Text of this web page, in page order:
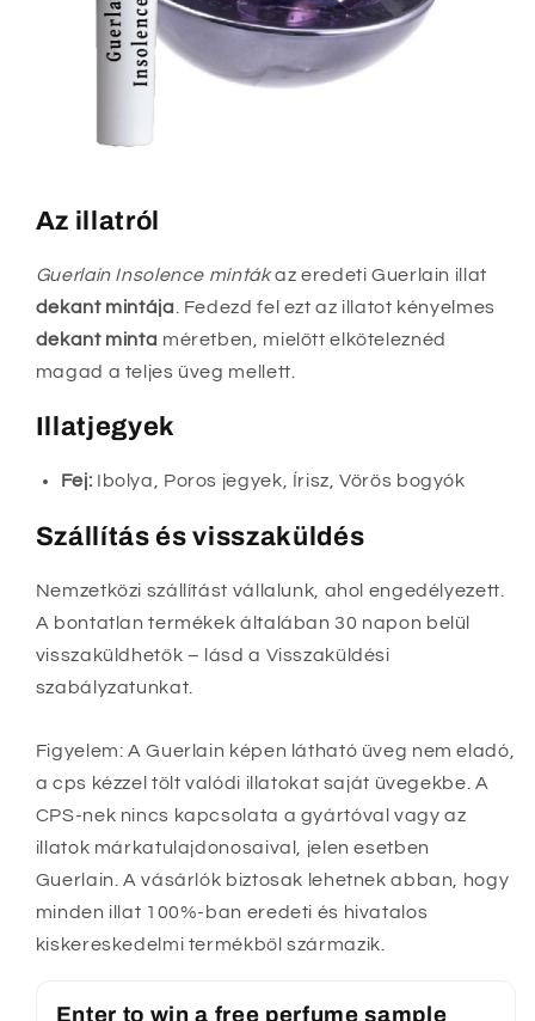
Az illatról
Guerlain Insolence mintákaz eredeti Guerlain illat
dekant mintája . Fedezd fel ezt az illatot kényelmes
dekant minta méretben, mielőtt elköteleznéd
magad a teljes üveg mellett.
Illatjegyek
Fej: Ibolya, Poros jegyek, Írisz, Vörös bogyók
Szállítás és visszaküldés
Nemzetközi szállítást vállalunk, ahol engedélyezett.
A bontatlan termékek általában 30 napon belül
visszaküldhetők – lásd a Visszaküldési
szabályzatunkat.
Figyelem: A Guerlain képen látható üveg nem eladó,
a cps kézzel tölt valódi illatokat saját üvegekbe. A
CPS-nek nincs kapcsolata a gyártóval vagy az
illatok márkatulajdonosaival, jelen esetben
Guerlain. A vásárlók biztosak lehetnek abban, hogy
minden illat 100%-ban eredeti és hivatalos
kiskereskedelmi termékből származik.
Enter to win a free perfume sample